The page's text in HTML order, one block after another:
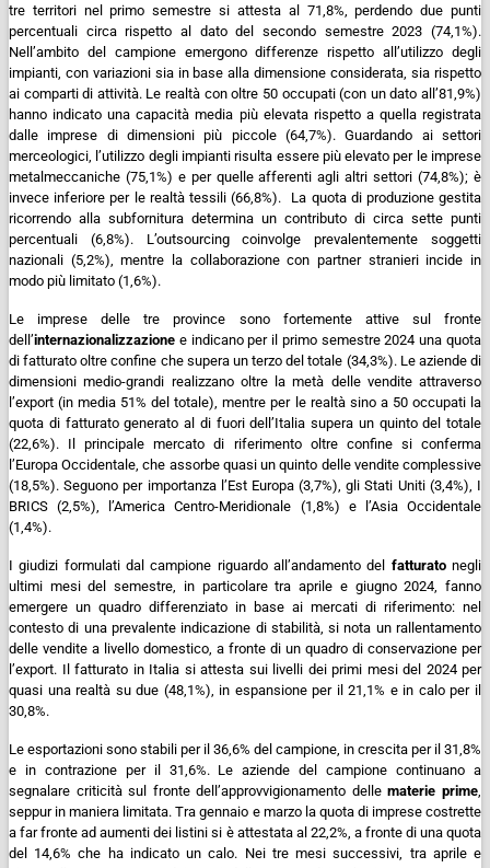
tre territori nel primo semestre si attesta al 71,8%, perdendo due punti
percentuali circa rispetto al dato del secondo semestre 2023 (74,1%).
Nell’ambito del campione emergono differenze rispetto all’utilizzo degli
impianti, con variazioni sia in base alla dimensione considerata, sia rispetto
ai comparti di attività. Le realtà con oltre 50 occupati (con un dato all’81,9%)
hanno indicato una capacità media più elevata rispetto a quella registrata
dalle imprese di dimensioni più piccole (64,7%).Guardando ai settori
merceologici, l’utilizzo degli impianti risulta essere più elevato per le imprese
metalmeccaniche (75,1%) e per quelle afferenti agli altri settori (74,8%); è
invece inferiore per le realtà tessili (66,8%).
La quota di produzione gestita
ricorrendo alla subfornitura determina un contributo di circa sette punti
percentuali (6,8%). L’outsourcing coinvolge prevalentemente soggetti
nazionali (5,2%), mentre la collaborazione con partner stranieri incide in
modo più limitato (1,6%).
Le imprese delle tre province sono fortemente attive sul fronte
dell’internazionalizzazione e indicano per il primo semestre 2024 una quota
di fatturato oltre confine che supera un terzo del totale (34,3%). Le aziende di
dimensioni medio-grandi realizzano oltre la metà delle vendite attraverso
l’export (in media 51% del totale), mentre per le realtà sino a 50 occupati la
quota di fatturato generato al di fuori dell’Italia supera un quinto del totale
(22,6%). Il principale mercato di riferimento oltre confine si conferma
l’Europa Occidentale, che assorbe quasi un quinto delle vendite complessive
(18,5%). Seguono per importanza l’Est Europa (3,7%), gli Stati Uniti (3,4%), I
BRICS (2,5%), l’America Centro-Meridionale (1,8%) e l’Asia Occidentale
(1,4%).
I giudizi formulati dal campione riguardo all’andamento del fatturatonegli
ultimi mesi del semestre, in particolare tra aprile e giugno 2024, fanno
emergere un quadro differenziato in base ai mercati di riferimento: nel
contesto di una prevalente indicazione di stabilità, si nota un rallentamento
delle vendite a livello domestico, a fronte di un quadro di conservazione per
l’export. Il fatturato in Italia si attesta sui livelli dei primi mesi del 2024 per
quasi una realtà su due (48,1%), in espansione per il 21,1% e in calo per il
30,8%.
Le esportazioni sono stabili per il 36,6% del campione, in crescita per il 31,8%
e in contrazione per il 31,6%. Le aziende del campione continuano a
segnalare criticità sul fronte dell’approvvigionamento dellematerie prime
seppur in maniera limitata.Tra gennaio e marzo la quota di imprese costrette
a far fronte ad aumenti dei listini si è attestata al 22,2%, a fronte di una quota
del 14,6% che ha indicato un calo. Nei tre mesi successivi, tra aprile e